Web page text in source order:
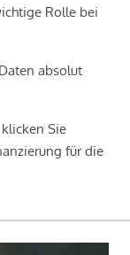
Rolle bei
absolut
Sie
für die